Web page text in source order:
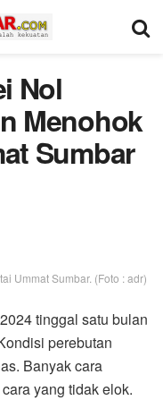
Nol
Menohok
Sumbar
Ummat Sumbar. (Foto : adr)
tinggal satu bulan
perebutan
Banyak cara
yang tidak elok.